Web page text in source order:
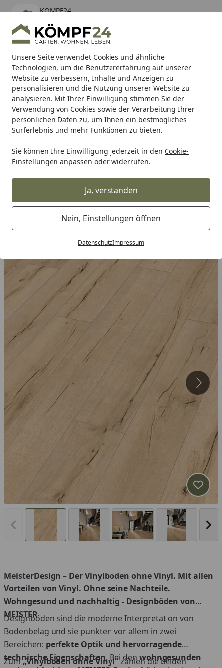
Unsere Seite verwendet Cookies und ähnliche
Technologien, um die Benutzererfahrung auf unserer
Website zu verbessern, Inhalte und Anzeigen zu
personalisieren und die Nutzung unserer Website zu
analysieren. Mit Ihrer Einwilligung stimmen Sie der
Verwendung von Cookies sowie der Verarbeitung Ihrer
persönlichen Daten zu, um Ihnen ein bestmögliches
Surferlebnis und mehr Funktionen zu bieten.
Sie können Ihre Einwilligung jederzeit in den Cookie-
Einstellungen anpassen oder widerrufen.
Ja, verstanden
Nein, Einstellungen öffnen
DatenschutzImpressum
KÖMPF24
kostenlos - Im App Store
Hotline
Alle Produkte
Mein Konto
Suchen
Karibu Pools inkl. gratis Sandfilteranlage & Pool-
Starterset (Gesamtwert bis 468,99€)
Startseite
Meister Meister Böden Meister Designböden
MEISTER Designboden comfort DL
600 S 2052 x 219 x 9 mm 7139
Altholzeiche hell Porensynchron-
Vorheriges Bild anzeigen
MeisterDesign – Der Vinylboden ohne Vinyl. Mit allen
Vorteilen von Vinyl. Ohne seine Nachteile.
Wohngesund und nachhaltig - Designböden von
MEISTER
Designböden sind die moderne Interpretation von
Bodenbelag und sie punkten vor allem in zwei
Bereichen: perfekte Optik und hervorragende
technische Eigenschaften. Bei denwohngesunden
Zum„Vinylboden ohne Vinyl“zählen die beiden